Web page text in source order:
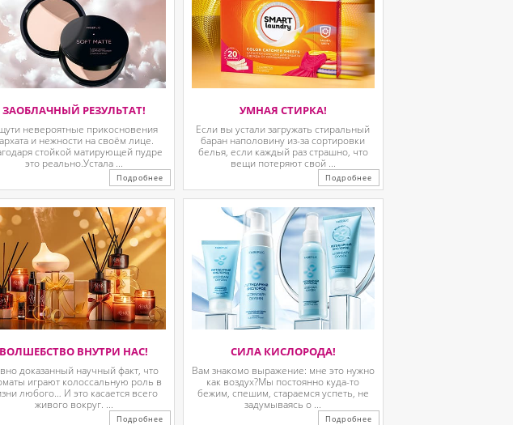
ЗАОБЛАЧНЫЙ РЕЗУЛЬТАТ!
невероятные прикосновения
и нежности на своём лице.
стойкой матирующей пудре
это реально.Устала ...
Подробнее
УМНАЯ СТИРКА!
Если вы устали загружать стиральный
баран наполовину из-за сортировки
белья, если каждый раз страшно, что
вещи потеряют свой ...
Подробнее
ВОЛШЕБСТВО ВНУТРИ НАС!
доказанный научный факт, что
играют колоссальную роль в
любого… И это касается всего
живого вокруг. ...
Подробнее
СИЛА КИСЛОРОДА!
Вам знакомо выражение: мне это нужно
как воздух?Мы постоянно куда-то
бежим, спешим, стараемся успеть, не
задумываясь о ...
Подробнее